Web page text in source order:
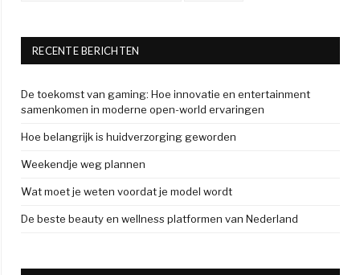
RECENTE BERICHTEN
De toekomst van gaming: Hoe innovatie en entertainment
samenkomen in moderne open-world ervaringen
Hoe belangrijk is huidverzorging geworden
Weekendje weg plannen
Wat moet je weten voordat je model wordt
De beste beauty en wellness platformen van Nederland